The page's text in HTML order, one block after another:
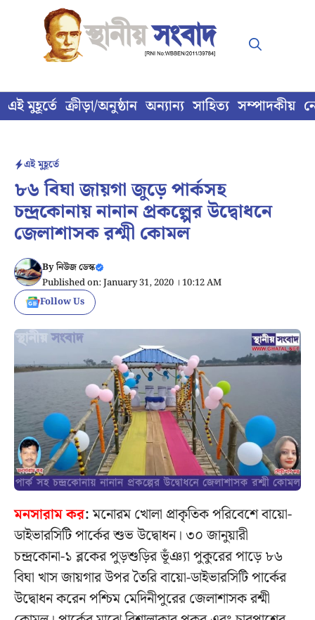
content
এই মুহূর্তে ক্রীড়া/অনুষ্ঠান অন্যান্য সাহিত্য সম্পাদকীয়
এই মুহূর্তে
৮৬ বিঘা জায়গা জুড়ে পার্কসহ
চন্দ্রকোনায় নানান প্রকল্পের উদ্বোধনে
জেলাশাসক রশ্মী কোমল
Byনিউজ ডেস্ক
Published on: January 31, 2020 । 10:12 AM
Follow Us
মনসারাম কর:মনোরম খোলা প্রাকৃতিক পরিবেশে বায়ো-
ডাইভারসিটি পার্কের শুভ উদ্বোধন। ৩০ জানুয়ারী
চন্দ্রকোনা-১ ব্লকের পুড়শুড়ির ভূঁঞ্যা পুকুরের পাড়ে ৮৬
বিঘা খাস জায়গার উপর তৈরি বায়ো-ডাইভারসিটি পার্কের
উদ্বোধন করেন পশ্চিম মেদিনীপুরের জেলাশাসক রশ্মী